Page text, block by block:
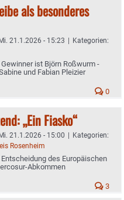
als besonderes
21.1.2026 - 15:23 | Kategorien:
ist Björn Roßwurm -
und Fabian Pleizier
0
„Ein Fiasko“
21.1.2026 - 15:00 | Kategorien:
Rosenheim
des Europäischen
Abkommen
3